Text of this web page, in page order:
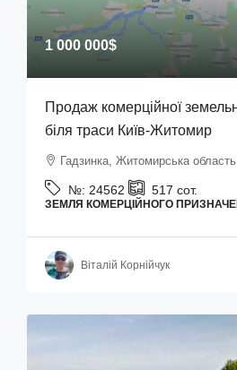
1 000 000$
Продаж комерційної
біля траси Київ-Житомир
Гадзинка, Житомирська
№: 24562 517 сот.
ЗЕМЛЯ КОМЕРЦІЙНОГО
Віталій Корнійчук